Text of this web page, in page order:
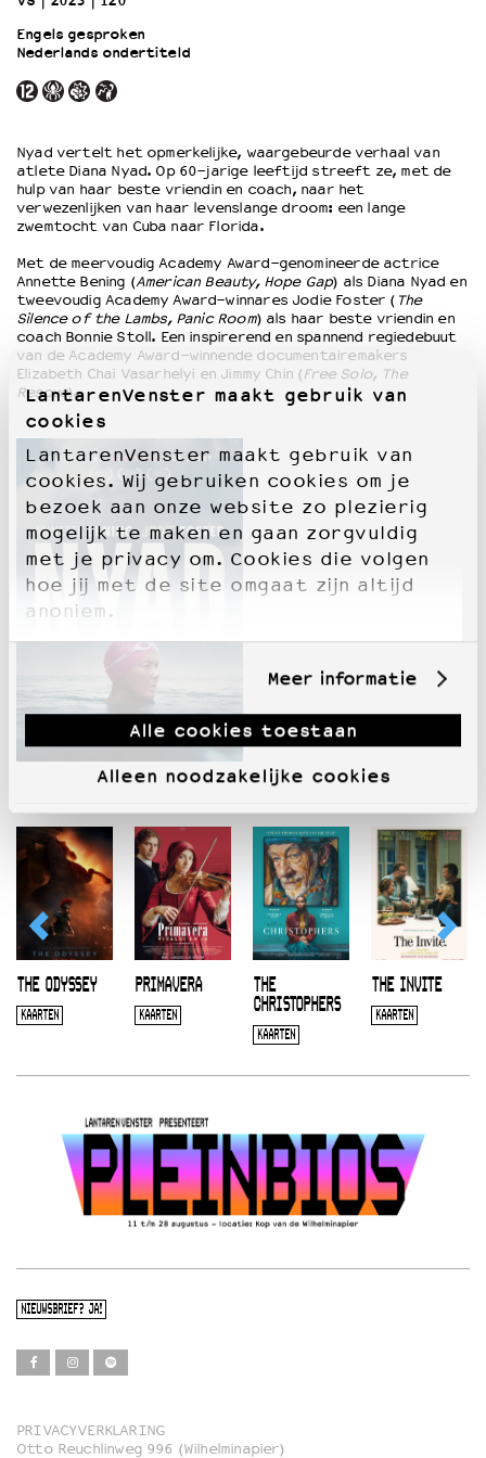
LantarenVenster maakt gebruik van
cookies
LantarenVenster maakt gebruik van
cookies. Wij gebruiken cookies om je
bezoek aan onze website zo plezierig
mogelijk te maken en gaan zorgvuldig
met je privacy om. Cookies die volgen
hoe jij met de site omgaat zijn altijd
anoniem.
Meer informatie
Alle cookies toestaan
Alleen noodzakelijke cookies
OVER LANTARENVENSTER
Wat we doen
Word vriend
Historie
Partners
Privacyverklaring
Integriteits- en gedragscode
Duurzaamheid
Culturele boycot Israël
Ruimte voor artistieke vrijheid – VNPF
Engels gesproken
Nederlands ondertiteld
Nyad vertelt het opmerkelijke, waargebeurde verhaal van
atlete Diana Nyad. Op 60-jarige leeftijd streeft ze, met de
hulp van haar beste vriendin en coach, naar het
verwezenlijken van haar levenslange droom: een lange
zwemtocht van Cuba naar Florida.
Met de meervoudig Academy Award-genomineerde actrice
Annette Bening (American Beauty, Hope Gap) als Diana Nyad en
tweevoudig Academy Award-winnares Jodie Foster ( The
Silence of the Lambs, Panic Room) als haar beste vriendin en
coach Bonnie Stoll. Een inspirerend en spannend regiedebuut
van de Academy Award-winnende documentairemakers
Elizabeth Chai Vasarhelyi en Jimmy Chin (Free Solo, The
Rescue).
THE ODYSSEY
KAARTEN
PRIMAVERA
KAARTEN
THE
CHRISTOPHERS
KAARTEN
THE INVITE
KAARTEN
NIEUWSBRIEF? JA!
Film
PRIVACYVERKLARING
Otto Reuchlinweg 996 (Wilhelminapier)